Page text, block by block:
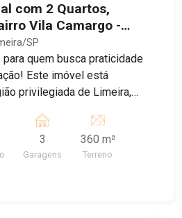
com 2 Quartos,
Vila Camargo -
SP
quem busca praticidade
Este imóvel está
privilegiada de Limeira,
escolas, farmácias e
conta
aconchegante, cozinha
3
Garagens
360 m²
Terreno